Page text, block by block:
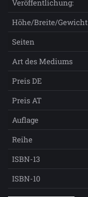
Veröffentlichung:
Höhe/Breite/Gewicht
Seiten
Art des Mediums
Preis DE
Preis AT
Auflage
Reihe
ISBN-13
ISBN-10